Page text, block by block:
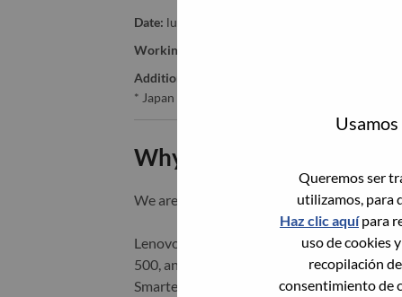
Queremos ser
utilizamos, para
Haz clic aquípara
uso de cookies
recopilación
consentimiento de
Date: lunes, Junio 8, 2026
Working Time:
Additional Locations
* Japan - Kanagawa - Yokohama-shi
Why Work at Lenovo
We are Lenovo. We do what we say. We
Lenovo is a US$83 billion revenue global
500, and serving millions of customers
Smarter Technology for All, Lenovo has